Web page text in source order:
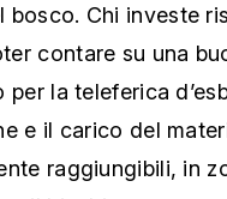
bosco. Chi investe
contare su una
per la teleferica
e il carico del
raggiungibili, in